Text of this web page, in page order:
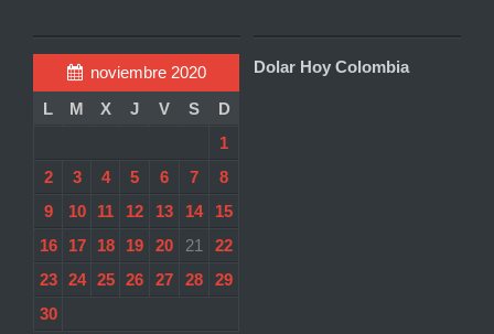
noviembre 2020
L
M X J V S
D
1
2
3 4 5 6 7
8
9
10 11 12 13 14
15
16
17 18 19 20 21
22
23
24 25 26 27 28
29
30
Dolar Hoy Colombia